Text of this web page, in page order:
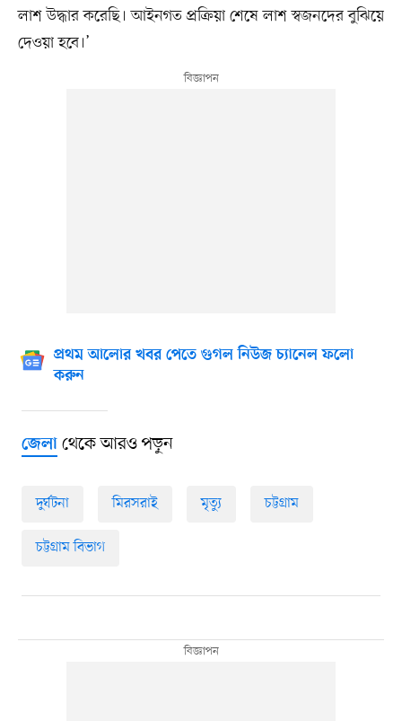
লাশ উদ্ধার করেছি। আইনগত প্রক্রিয়া শেষে লাশ স্বজনদের বুঝিয়ে
দেওয়া হবে।’
প্রথম আলোর খবর পেতে গুগল নিউজ চ্যানেল ফলো
করুন
জেলাথেকে আরও পড়ুন
দুর্ঘটনা মিরসরাই মৃত্যু চট্টগ্রাম
চট্টগ্রাম বিভাগ